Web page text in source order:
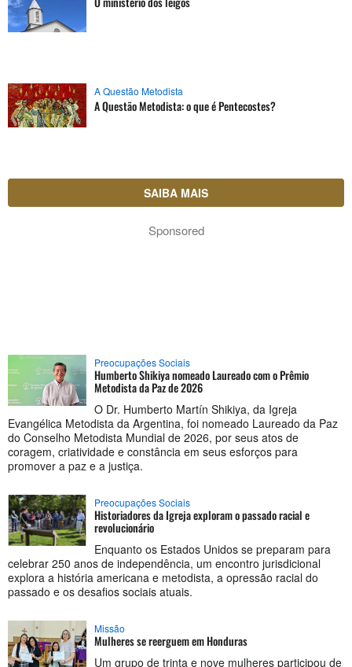
A Questão Metodista
A Questão Metodista: o que é Pentecostes?
SAIBA MAIS
Sponsored
Preocupações Sociais
Humberto Shikiya nomeado Laureado com o Prêmio
Metodista da Paz de 2026
O Dr. Humberto Martín Shikiya, da Igreja
Evangélica Metodista da Argentina, foi nomeado Laureado da Paz
do Conselho Metodista Mundial de 2026, por seus atos de
coragem, criatividade e constância em seus esforços para
promover a paz e a justiça.
Preocupações Sociais
Historiadores da Igreja exploram o passado racial e
revolucionário
Enquanto os Estados Unidos se preparam para
celebrar 250 anos de independência, um encontro jurisdicional
explora a história americana e metodista, a opressão racial do
passado e os desafios sociais atuais.
Missão
Mulheres se reerguem em Honduras
Um grupo de trinta e nove mulheres participou de